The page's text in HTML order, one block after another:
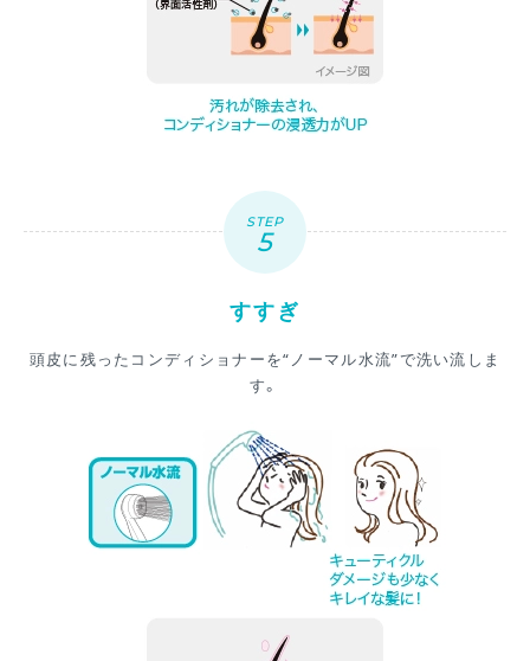
STEP
すすぎ
頭皮に残ったコンディショナーを“ノーマル水流”で洗い流しま
す。